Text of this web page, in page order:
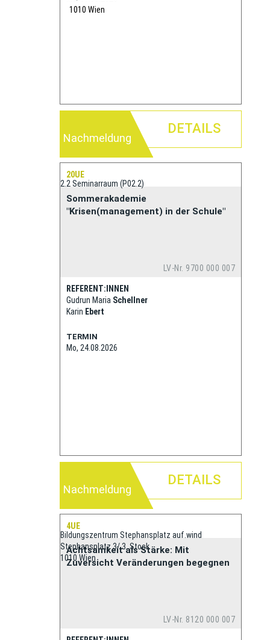
1010 Wien
Nachmeldung
DETAILS
20UE
Sommerakademie
"Krisen(management) in der Schule"
LV-Nr. 9700 000 007
REFERENT:INNEN
Gudrun Maria Schellner
Karin Ebert
TERMIN
Mo, 24.08.2026
2.2 Seminarraum (P02.2)
Nachmeldung
DETAILS
4UE
Achtsamkeit als Stärke: Mit
Zuversicht Veränderungen begegnen
LV-Nr. 8120 000 007
Bildungszentrum Stephansplatz auf.wind
Stephansplatz 3/ 3. Stock
1010 Wien